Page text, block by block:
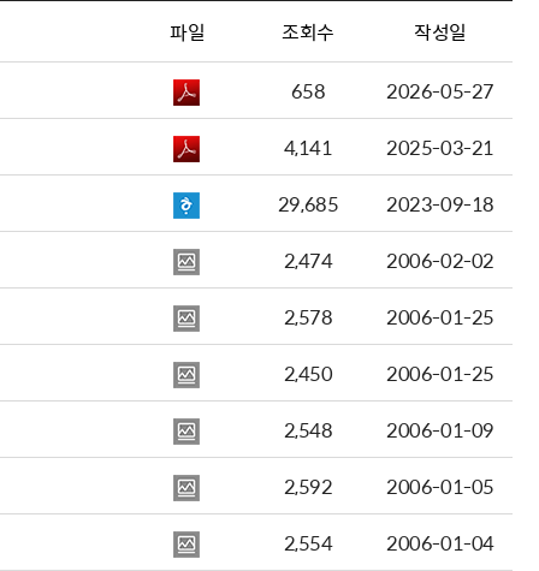
파일 조회수 작성일
658
2026-05-27
4,141
2025-03-21
29,685
2023-09-18
2,474
2006-02-02
2,578
2006-01-25
2,450
2006-01-25
2,548
2006-01-09
2,592
2006-01-05
2,554
2006-01-04